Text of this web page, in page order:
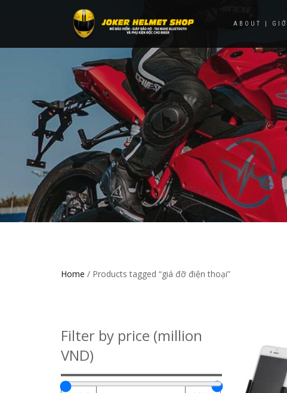
ABOUT |
Home / Products tagged “giá đỡ điện thoại”
Filter by price (million
VND)